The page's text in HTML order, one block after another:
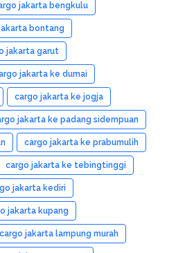
jakarta bengkulu
bontang
jakarta garut
jakarta ke dumai
cargo jakarta ke jogja
jakarta ke padang sidempuan
cargo jakarta ke prabumulih
cargo jakarta ke tebingtinggi
jakarta kediri
jakarta kupang
cargo jakarta lampung murah